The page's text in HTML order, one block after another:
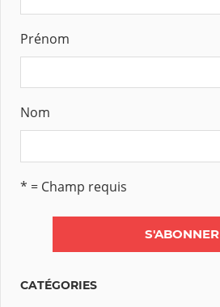
Prénom
Nom
* = Champ requis
CATÉGORIES